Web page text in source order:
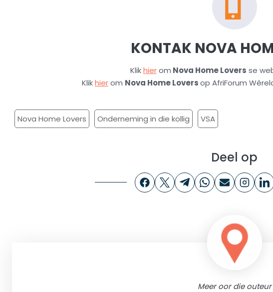
KONTAK NOVA
Klikhierom Nova Home Lovers se
Klikhierom Nova Home Loversop AfriForum
Nova Home Lovers Onderneming in die kollig VSA
Deel op
Meer oor die outeur